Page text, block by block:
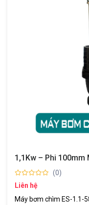
(0)
Liên hệ
Máy bơm chìm ES-1.1-